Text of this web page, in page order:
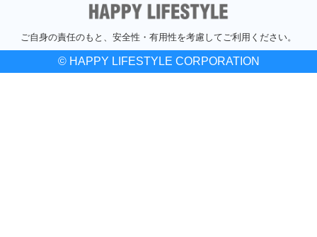
ご自身の責任のもと、安全性・有用性を考慮してご利用ください。
© HAPPY LIFESTYLE CORPORATION